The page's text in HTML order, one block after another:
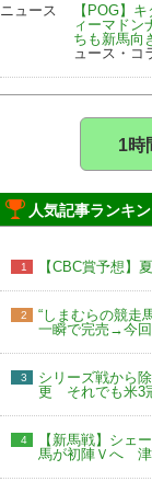
ニュース
【POG】
ィーマド
ちも新馬向
ュース・コ
1時
人気記事ランキ
1 【CBC賞予想】
2
“しまむらの競走
一瞬で完売→今
3
シリーズ戦から
更 それでも米3
4
【新馬戦】シェ
馬が初陣Ｖへ 津